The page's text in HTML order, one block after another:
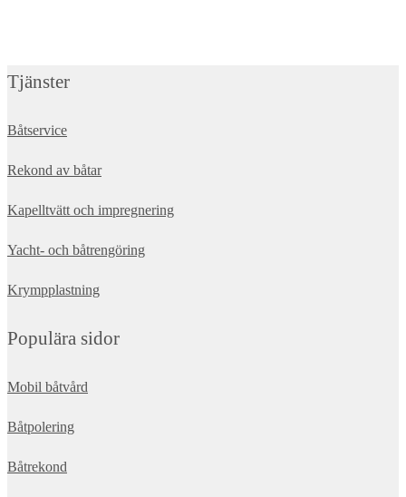
Tjänster
Båtservice
Rekond av båtar
Kapelltvätt och impregnering
Yacht- och båtrengöring
Krympplastning
Populära sidor
Mobil båtvård
Båtpolering
Båtrekond